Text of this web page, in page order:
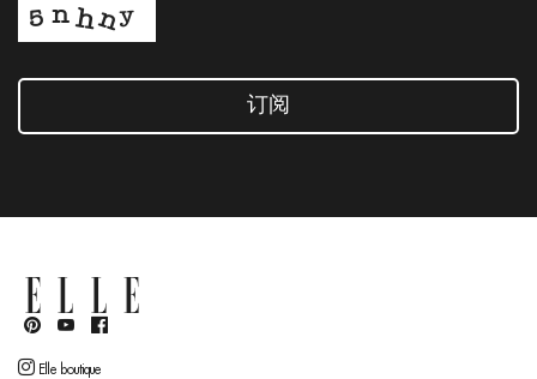
订阅
Elle boutique